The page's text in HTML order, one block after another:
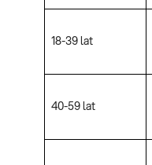
18-39 lat
40-59 lat